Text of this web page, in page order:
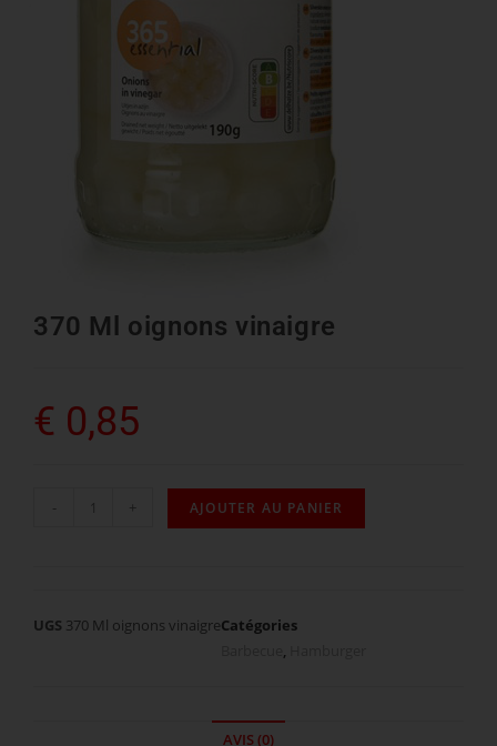
370 Ml oignons vinaigre
€ 0,85
- + AJOUTER AU PANIER
UGS 370 Ml oignons vinaigreCatégories
,
AVIS (0)